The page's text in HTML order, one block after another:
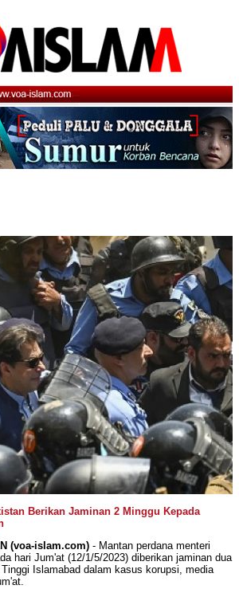
Berikan Jaminan 2 Minggu Kepada
(voa-islam.com) - Mantan perdana menteri
hari Jum'at (12/1/5/2023) diberikan jaminan dua
Islamabad dalam kasus korupsi, media